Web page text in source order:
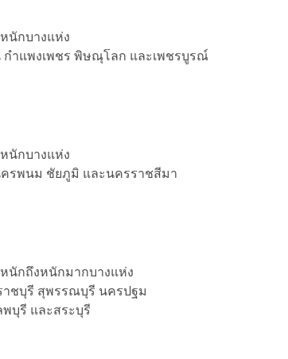
นักบางแห่ง
กำแพงเพชร พิษณุโลก และเพชรบูรณ์
นักบางแห่ง
รพนม ชัยภูมิ และนครราชสีมา
นักถึงหนักมากบางแห่ง
ชบุรี สุพรรณบุรี นครปฐม
บุรี และสระบุรี